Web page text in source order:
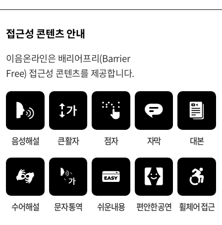
접근성 콘텐츠 안내
이음온라인은 배리어프리(Barrier
Free) 접근성 콘텐츠를 제공합니다.
음성해설 큰 활자 점자 자막 대본
수어해설 문자 통역 쉬운내용 편안한 공연 휠체어 접근